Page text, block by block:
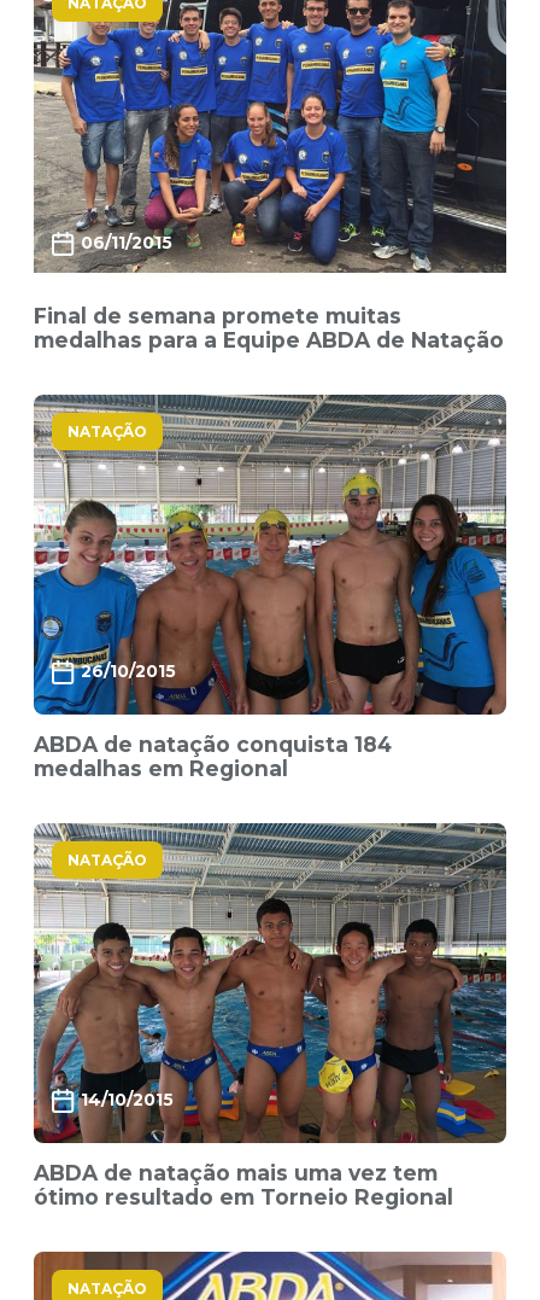
06/11/2015
Final de semana promete muitas
medalhas para a Equipe ABDA de Natação
NATAÇÃO
26/10/2015
ABDA de natação conquista 184
medalhas em Regional
NATAÇÃO
14/10/2015
ABDA de natação mais uma vez tem
ótimo resultado em Torneio Regional
NATAÇÃO